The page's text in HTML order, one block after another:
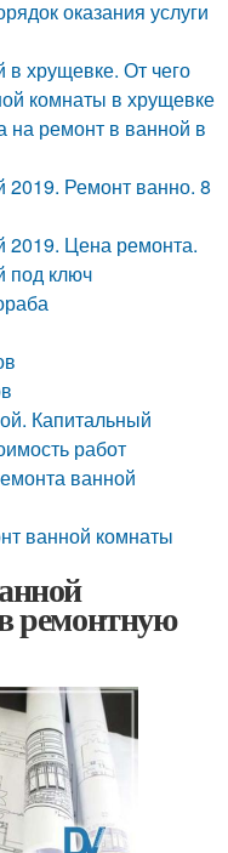
оказания услуги
в хрущевке. От чего
комнаты в хрущевке
на ремонт в ванной в
2019. Ремонт ванно. 8
2019. Цена ремонта.
под ключ
Капитальный
работ
ванной
ванной комнаты
ремонтную